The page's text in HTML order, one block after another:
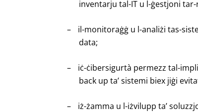
inventarju tal-IT u l-ġestjoni
–
il-monitoraġġ u l-analiżi tas-
data;
–
iċ-ċibersigurtà permezz tal-
back up ta’ sistemi biex jiġi
– iż-żamma u l-iżvilupp ta’